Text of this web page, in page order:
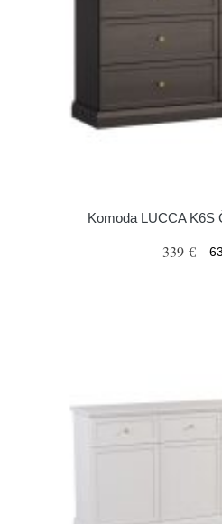
Komoda LUCCA K6S
339 €